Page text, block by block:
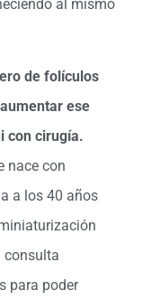
al mismo
de folículos
ese
con cirugía.
nace con
a los 40 años
consulta
para poder